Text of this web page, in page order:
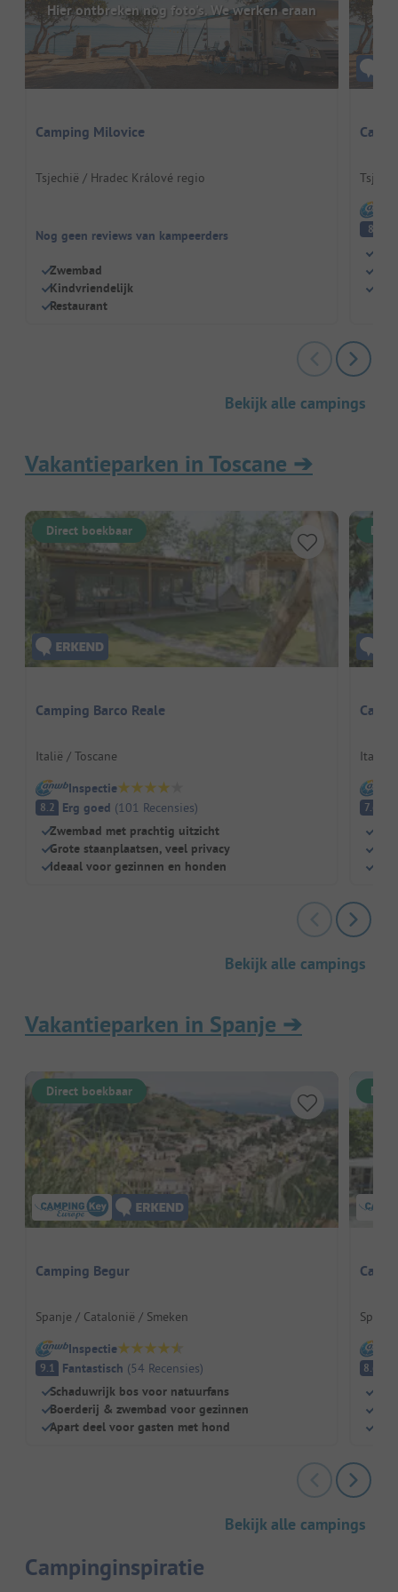
Hier ontbreken nog foto's. We werken eraan
Camping Milovice
Tsjechië / Hradec Králové regio
Nog geen reviews van kampeerders
Zwembad
Kindvriendelijk
Restaurant
8
Bekijk alle campings
Vakantieparken in Toscane ➔
Direct boekbaar
Camping Barco Reale
Italië / Toscane
Inspectie
8.2 Erg goed (101 Recensies)
Zwembad met prachtig uitzicht
Grote staanplaatsen, veel privacy
Ideaal voor gezinnen en honden
Italië /
7.6
Bekijk alle campings
Vakantieparken in Spanje ➔
Direct boekbaar
Camping Begur
Spanje / Catalonië / Smeken
Inspectie
9.1 Fantastisch (54 Recensies)
Schaduwrijk bos voor natuurfans
Boerderij & zwembad voor gezinnen
Apart deel voor gasten met hond
8.6
Bekijk alle campings
Campinginspiratie